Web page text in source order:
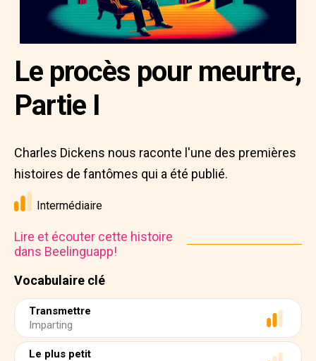
Vocabulaire clé
Transmettre
Imparting
Le plus petit
Le procès pour meurtre,
Partie I
Charles Dickens nous raconte l'une des premières
histoires de fantômes qui a été publié.
Intermédiaire
Lire et écouter cette histoire
dans Beelinguapp!